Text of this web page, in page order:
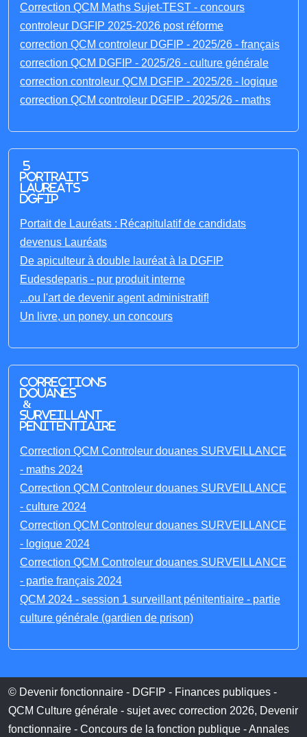
Correction QCM Maths Sujet-TEST - concours
controleur DGFIP 2025-2026 post réforme
correction QCM controleur DGFIP - 2025/26 - français
correction QCM DGFIP - 2025/26 - culture générale
correction controleur QCM DGFIP - 2025/26 - logique
correction QCM controleur DGFIP - 2025/26 - maths
5
portraits
laureats
DGFIP
Portait de Lauréats : Récapitulatif de candidats
devenus Lauréats
De apiculteur à double lauréat à la DGFIP
Eudesdeparis - pur produit interne
...ou l'art de devenir agent administratif!
Un livre, un poney, un concours
Corrections
Douanes
&
Surveillant
penitentiaire
Correction QCM Controleur douanes SURVEILLANCE
- maths 2024
Correction QCM Controleur douanes SURVEILLANCE
- culture 2024
Correction QCM Controleur douanes SURVEILLANCE
- logique 2024
Correction QCM Controleur douanes SURVEILLANCE
- partie français 2024
QCM 2024 - session 1 surveillant pénitentiaire - partie
culture générale (gardien de prison)
© Devenir fonctionnaire - DGFIP - Finances publiques -
QCM Culture générale - sujet avec correction 2026, Devenir
fonctionnaire - Concours de la fonction publique - Annales